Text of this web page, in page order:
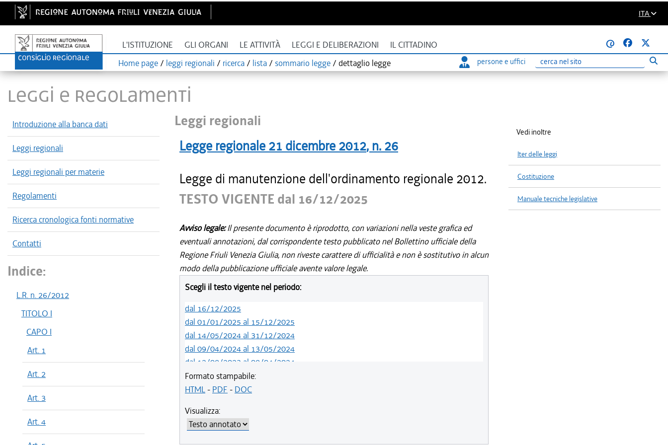
ITA
L'ISTITUZIONE GLI ORGANI LE ATTIVITÀ LEGGI E DELIBERAZIONI IL CITTADINO
@
Home page / leggi regionali / ricerca / lista / sommario legge / dettaglio legge persone e uffici
Ricerca
LEGGI E REGOLAMENTI
Introduzione alla banca dati
Leggi regionali
Leggi regionali per materie
Regolamenti
Ricerca cronologica fonti normative
Contatti
Indice:
L.R. n. 26/2012
TITOLO I
CAPO I
Art. 1
Art. 2
Art. 3
Art. 4
Leggi regionali
Legge regionale 21 dicembre 2012, n. 26
Legge di manutenzione dell'ordinamento regionale 2012.
TESTO VIGENTE dal 16/12/2025
Avviso legale:Il presente documento è riprodotto, con variazioni nella veste grafica ed
eventuali annotazioni, dal corrispondente testo pubblicato nel Bollettino ufficiale della
Regione Friuli Venezia Giulia, non riveste carattere di ufficialità e non è sostitutivo in alcun
modo della pubblicazione ufficiale avente valore legale.
Scegli il testo vigente nel periodo:
dal 16/12/2025
dal 01/01/2025 al 15/12/2025
dal 14/05/2024 al 31/12/2024
dal 09/04/2024 al 13/05/2024
dal 12/08/2023 al 08/04/2024
dal 01/01/2022 al 11/08/2023
dal 16/12/2021 al 31/12/2021
dal 18/06/2021 al 01/12/2021
dal 20/05/2021 al 17/06/2021
dal 01/01/2020 al 19/05/2021
Formato stampabile:
HTML- PDF - DOC
Visualizza:
Vedi inoltre
Iter delle leggi
Costituzione
Manuale tecniche legislative